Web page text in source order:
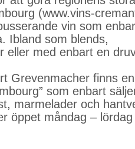
(www.vins-
vin som
Ibland som blends,
eller med enbart en
Grevenmacher finns
som enbart
marmelader och
öppet måndag –